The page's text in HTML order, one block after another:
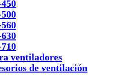
ventiladores
de ventilación